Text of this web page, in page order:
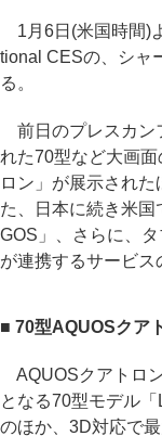
1月6日(米国時間)
tional CESの、シャ
る。
前日のプレスカン
れた70型など大画
ロン」が展示され
た、日本に続き米
GOS」、さらに、
が連携するサービス
■ 70型AQUOSクア
AQUOSクアトロ
となる70型モデル「
のほか、3D対応で